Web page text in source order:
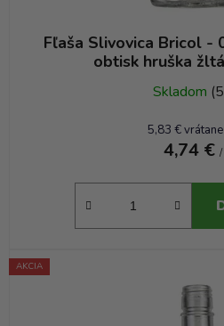
Fľaša Slivovica Bricol -
obtisk hruška
Skladom
5,83 €
4,74 €
AKCIA